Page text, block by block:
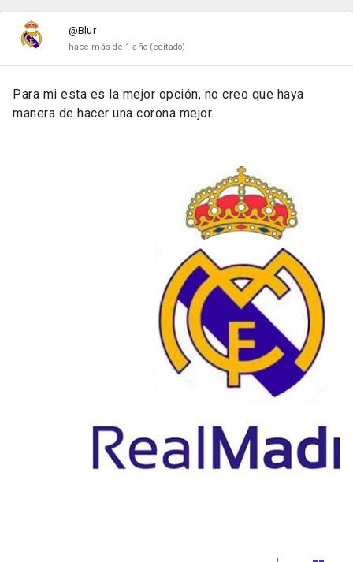
@Blur
hace más de 1 año (editado)
Para mi esta es la mejor opción, no creo que haya
manera de hacer una corona mejor.